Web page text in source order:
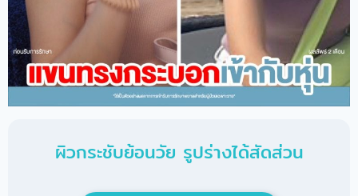
ผิวกระชับย้อนวัย รูปร่างได้สัดส่วน